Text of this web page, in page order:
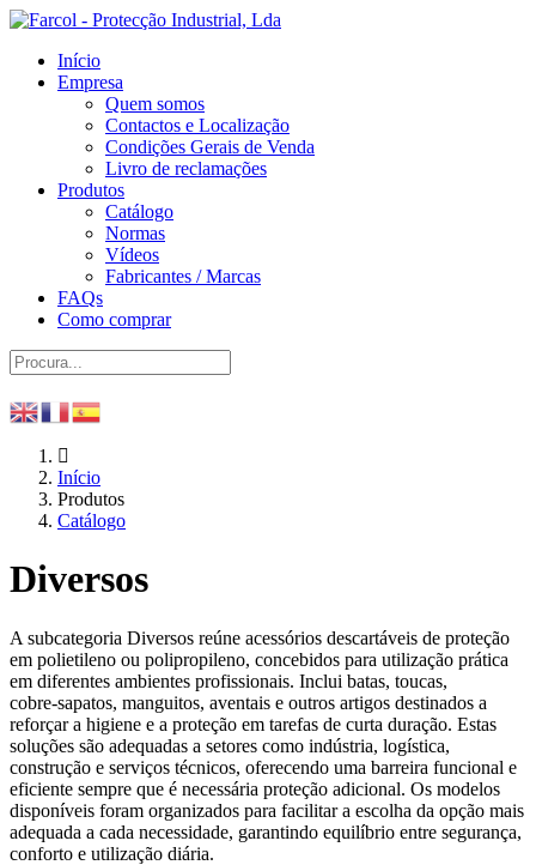
Início
Empresa
Quem somos
Contactos e Localização
Condições Gerais de Venda
Livro de reclamações
Produtos
Catálogo
Normas
Vídeos
Fabricantes / Marcas
FAQs
Como comprar
Início
Produtos
Catálogo
Diversos
A subcategoria Diversos reúne acessórios descartáveis de proteção
em polietileno ou polipropileno, concebidos para utilização prática
em diferentes ambientes profissionais. Inclui batas, toucas,
cobre‑sapatos, manguitos, aventais e outros artigos destinados a
reforçar a higiene e a proteção em tarefas de curta duração. Estas
soluções são adequadas a setores como indústria, logística,
construção e serviços técnicos, oferecendo uma barreira funcional e
eficiente sempre que é necessária proteção adicional. Os modelos
disponíveis foram organizados para facilitar a escolha da opção mais
adequada a cada necessidade, garantindo equilíbrio entre segurança,
conforto e utilização diária.